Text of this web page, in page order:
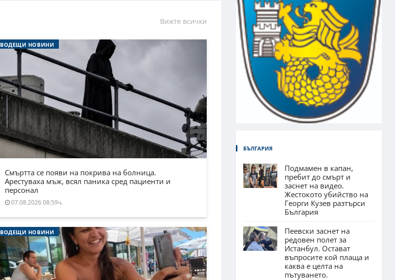
Вижте всички
ВОДЕЩИ НОВИНИ
Смъртта се появи на покрива на болница.
Арестуваха мъж, всял паника сред пациенти и
персонал
07.08.2026 08:59ч.
ВОДЕЩИ НОВИНИ
БЪЛГАРИЯ
Подмамен в капан,
пребит до смърт и
заснет на видео.
Жестокото убийство на
Георги Кузев разтърси
България
Пеевски заснет на
редовен полет за
Истанбул. Остават
въпросите кой плаща и
каква е целта на
пътуването.